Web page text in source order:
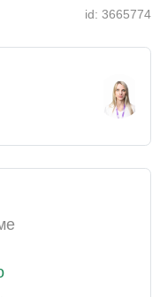
приватности
и видеодомофон;
площадки;
id: 3665774